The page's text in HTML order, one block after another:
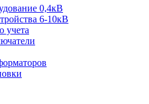
0,4кВ
6-10кВ
учета